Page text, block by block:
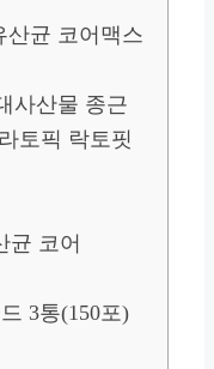
산균 코어맥스
사산물 종근
토픽 락토핏
균 코어
3통(150포)